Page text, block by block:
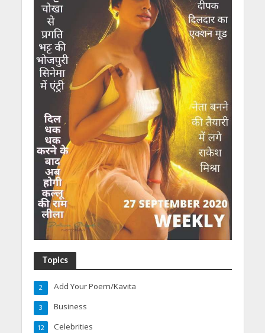
Topics
Add Your Poem/Kavita
2
Business
3
Celebrities
12